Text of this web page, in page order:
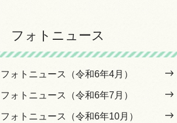
フォトニュース
フォトニュース（令和6年4月）
フォトニュース（令和6年7月）
フォトニュース（令和6年10月）